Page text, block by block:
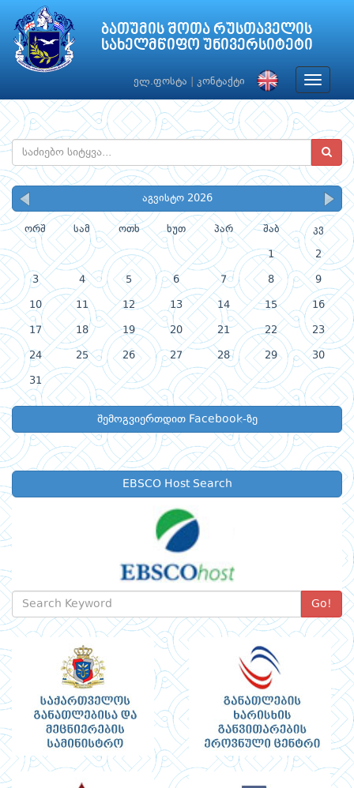
ბათუმის შოთა რუსთაველის
სახელმწიფო უნივერსიტეტი
ელ.ფოსტა კონტაქტი
Toggle
აგვისტო 2026
ორშ სამ ოთხ ხუთ პარ შაბ კვ
1 2
3 4 5 6 7 8 9
10 11 12 13 14 15 16
17 18 19 20 21 22 23
24 25 26 27 28 29 30
31
შემოგვიერთდით Facebook-ზე
EBSCO Host Search
Go!